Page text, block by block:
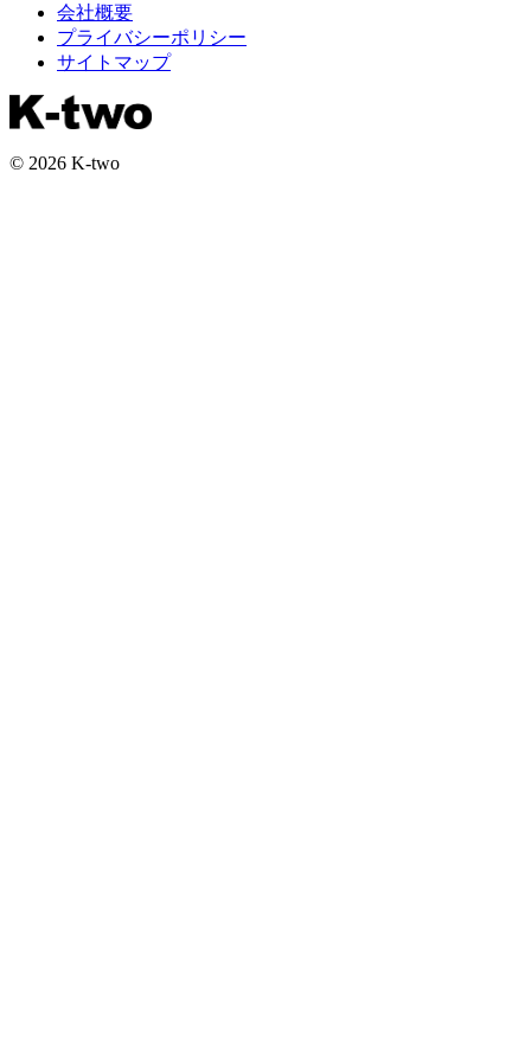
会社概要
プライバシーポリシー
サイトマップ
© 2026 K-two